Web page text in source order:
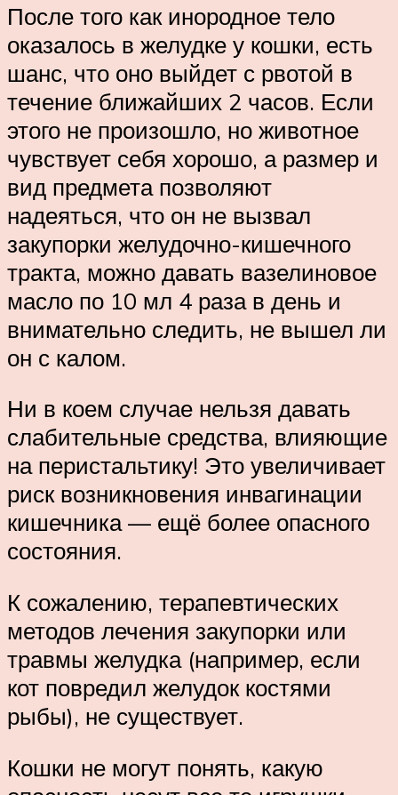
После того как инородное тело
оказалось в желудке у кошки, есть
шанс, что оно выйдет с рвотой в
течение ближайших 2 часов. Если
этого не произошло, но животное
чувствует себя хорошо, а размер и
вид предмета позволяют
надеяться, что он не вызвал
закупорки желудочно-кишечного
тракта, можно давать вазелиновое
масло по 10 мл 4 раза в день и
внимательно следить, не вышел ли
он с калом.
Ни в коем случае нельзя давать
слабительные средства, влияющие
на перистальтику! Это увеличивает
риск возникновения инвагинации
кишечника — ещё более опасного
состояния.
К сожалению, терапевтических
методов лечения закупорки или
травмы желудка (например, если
кот повредил желудок костями
рыбы), не существует.
Кошки не могут понять, какую